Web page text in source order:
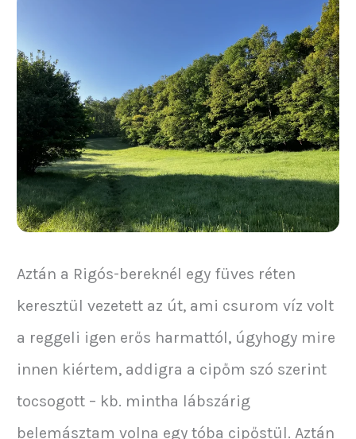
Aztán a Rigós-bereknél egy füves réten
keresztül vezetett az út, ami csurom víz volt
a reggeli igen erős harmattól, úgyhogy mire
innen kiértem, addigra a cipőm szó szerint
tocsogott – kb. mintha lábszárig
belemásztam volna egy tóba cipőstül. Aztán